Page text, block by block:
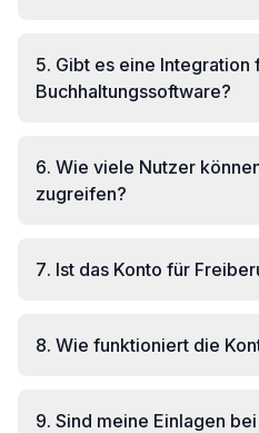
5. Gibt es eine Integration
Buchhaltungssoftware?
6. Wie viele Nutzer
zugreifen?
7. Ist das Konto für
8. Wie funktioniert die
9. Sind meine Einlagen